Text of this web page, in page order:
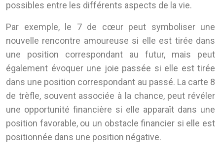
possibles entre les différents aspects de la vie.
Par exemple, le 7 de cœur peut symboliser une
nouvelle rencontre amoureuse si elle est tirée dans
une position correspondant au futur, mais peut
également évoquer une joie passée si elle est tirée
dans une position correspondant au passé. La carte 8
de trèfle, souvent associée à la chance, peut révéler
une opportunité financière si elle apparaît dans une
position favorable, ou un obstacle financier si elle est
positionnée dans une position négative.